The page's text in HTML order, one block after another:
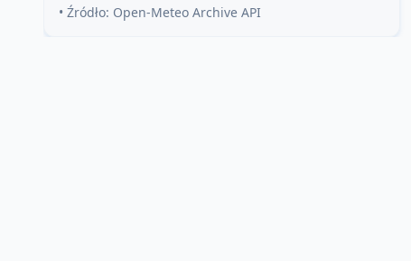
• Źródło: Open-Meteo Archive API